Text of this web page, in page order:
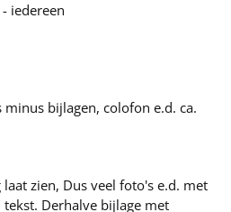
iedereen
bijlagen, colofon e.d. ca.
zien, Dus veel foto's e.d. met
Derhalve bijlage met